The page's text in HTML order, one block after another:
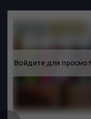
Войдите для